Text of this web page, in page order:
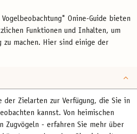
Onine-Guide bieten
Funktionen und Inhalten, um
zu machen. Hier sind einige der
Zielarten zur Verfügung, die Sie in
kannst. Von heimischen
Zugvögeln - erfahren Sie mehr über